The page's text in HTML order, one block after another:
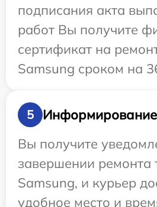
подписания акта
работ Вы получите
сертификат на
Samsung сроком на
5
Информирование
Вы получите
завершении ремонта
Samsung, и курьер
удобное место и